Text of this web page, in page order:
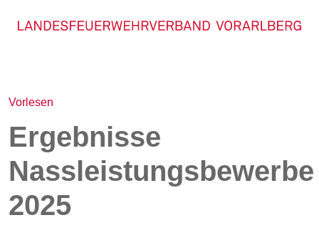
Vorlesen
Ergebnisse
Nassleistungsbewerbe
2025